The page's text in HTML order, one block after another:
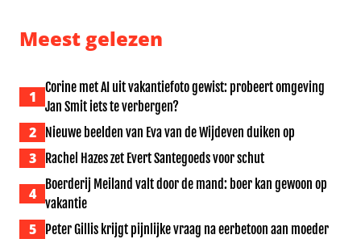
Meest gelezen
1
Corine met AI uit vakantiefoto gewist: probeert omgeving
Jan Smit iets te verbergen?
2 Nieuwe beelden van Eva van de Wijdeven duiken op
3 Rachel Hazes zet Evert Santegoeds voor schut
4
Boerderij Meiland valt door de mand: boer kan gewoon op
vakantie
5 Peter Gillis krijgt pijnlijke vraag na eerbetoon aan moeder